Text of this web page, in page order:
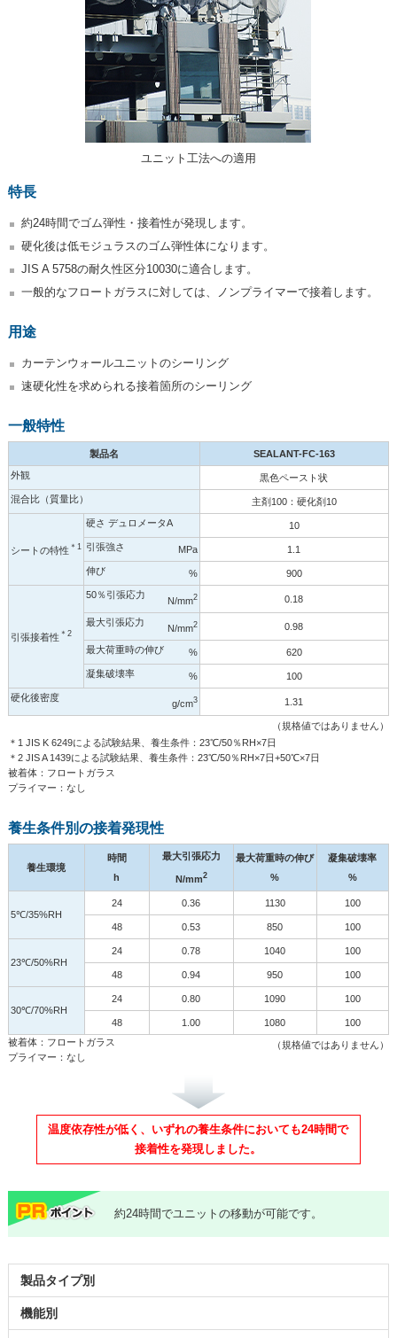
ユニット工法への適用
特長
約24時間でゴム弾性・接着性が発現します。
硬化後は低モジュラスのゴム弾性体になります。
JIS A 5758の耐久性区分10030に適合します。
一般的なフロートガラスに対しては、ノンプライマーで接着します。
用途
カーテンウォールユニットのシーリング
速硬化性を求められる接着箇所のシーリング
一般特性
製品名
SEALANT-FC-163
外観
黒色ペースト状
混合比（質量比）
主剤100：硬化剤10
シートの特性 ＊1
硬さ デュロメータA
10
引張強さ
MPa
1.1
伸び
% 900
引張接着性 ＊2
50％引張応力
N/mm2 0.18
最大引張応力
N/mm2 0.98
最大荷重時の伸び %
620
凝集破壊率
%
100
硬化後密度
g/cm3 1.31
（規格値ではありません）
＊1 JIS K 6249による試験結果、養生条件：23℃/50％RH×7日
＊2 JIS A 1439による試験結果、養生条件：23℃/50％RH×7日+50℃×7日
被着体：フロートガラス
プライマー：なし
養生条件別の接着発現性
養生環境
時間
h
最大引張応力
N/mm2
最大荷重時の伸び
%
凝集破壊率
%
5℃/35%RH
24 0.36 1130 100
48 0.53 850 100
23℃/50%RH
24 0.78 1040 100
48 0.94 950 100
30℃/70%RH
24 0.80 1090 100
48 1.00 1080 100
（規格値ではありません）
被着体：フロートガラス
プライマー：なし
温度依存性が低く、いずれの養生条件においても24時間で
接着性を発現しました。
約24時間でユニットの移動が可能です。
製品タイプ別
機能別